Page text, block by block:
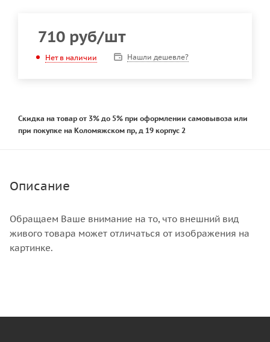
710 руб/шт
Нет в наличии Нашли дешевле?
Скидка на товар от 3% до 5% при оформлении самовывоза или
при покупке на Коломяжском пр, д 19 корпус 2
Описание
Обращаем Ваше внимание на то, что внешний вид
живого товара может отличаться от изображения на
картинке.